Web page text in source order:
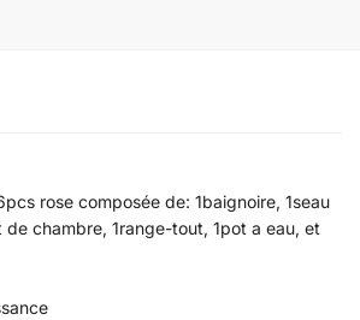
rose composée de: 1baignoire, 1seau
chambre, 1range-tout, 1pot a eau, et